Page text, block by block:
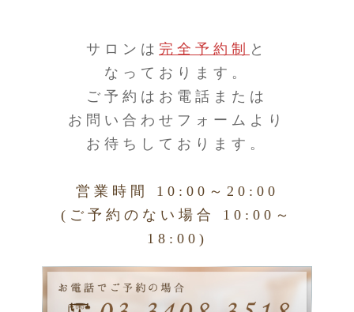
サロンは 完全予約制
と
なっております。
ご予約はお電話または
お問い合わせフォームより
お待ちしております。
営業時間 10:00～20:00
(ご予約のない場合 10:00～
18:00)